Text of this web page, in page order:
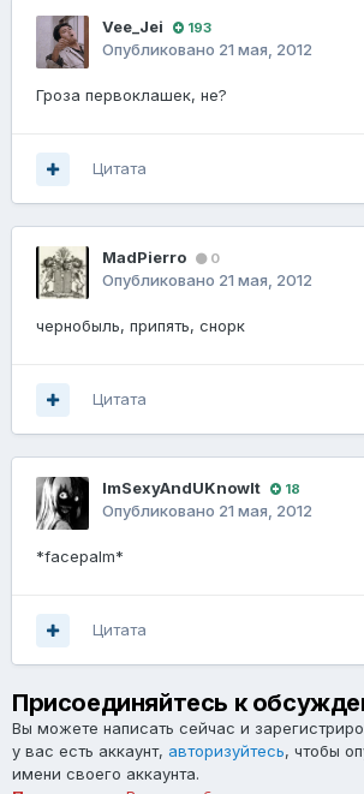
Vee_Jei 193
Опубликовано 21 мая, 2012
Гроза первоклашек, не?
Цитата
MadPierro 0
Опубликовано 21 мая, 2012
чернобыль, припять, снорк
Цитата
ImSexyAndUKnowIt 18
Опубликовано 21 мая, 2012
*facepalm*
Цитата
Присоединяйтесь к
Вы можете написать сейчас и
у вас есть аккаунт, авторизуйтесь, чтобы
имени своего аккаунта.